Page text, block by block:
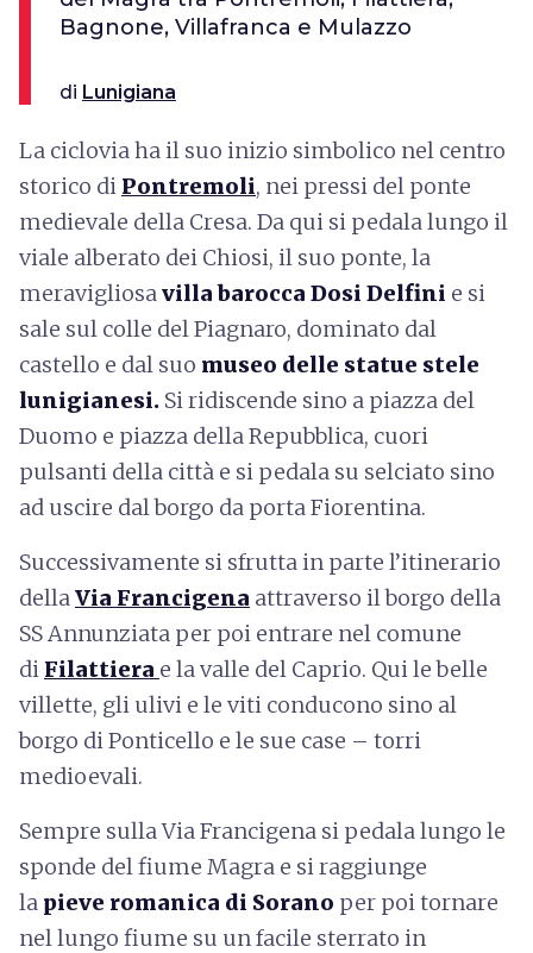
Bagnone, Villafranca e Mulazzo
di Lunigiana
La ciclovia ha il suo inizio simbolico nel centro
storico di Pontremoli, nei pressi del ponte
medievale della Cresa. Da qui si pedala lungo il
viale alberato dei Chiosi, il suo ponte, la
meravigliosavilla barocca Dosi Delfini e si
sale sul colle del Piagnaro, dominato dal
castello e dal suo museo delle statue stele
lunigianesi. Si ridiscende sino a piazza del
Duomo e piazza della Repubblica, cuori
pulsanti della città e si pedala su selciato sino
ad uscire dal borgo da porta Fiorentina.
Successivamente si sfrutta in parte l’itinerario
dellaVia Francigena attraverso il borgo della
SS Annunziata per poi entrare nel comune
di Filattiera e la valle del Caprio. Qui le belle
villette, gli ulivi e le viti conducono sino al
borgo di Ponticello e le sue case – torri
medioevali.
Sempre sulla Via Francigena si pedala lungo le
sponde del fiume Magra e si raggiunge
la pieve romanica di Sorano per poi tornare
nel lungo fiume su un facile sterrato in